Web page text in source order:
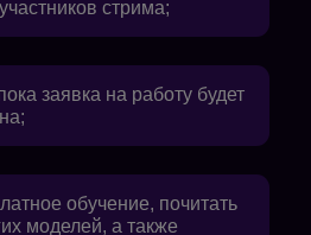
стрима;
заявка на работу будет
обучение, почитать
моделей, а также